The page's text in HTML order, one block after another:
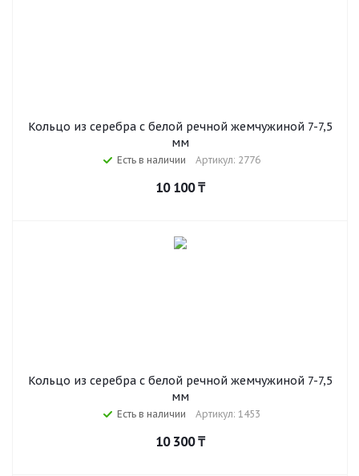
Кольцо из серебра с белой речной жемчужиной 7-7,5
мм
Есть в наличии Артикул: 2776
10 100₸
Кольцо из серебра с белой речной жемчужиной 7-7,5
мм
Есть в наличии Артикул: 1453
10 300₸